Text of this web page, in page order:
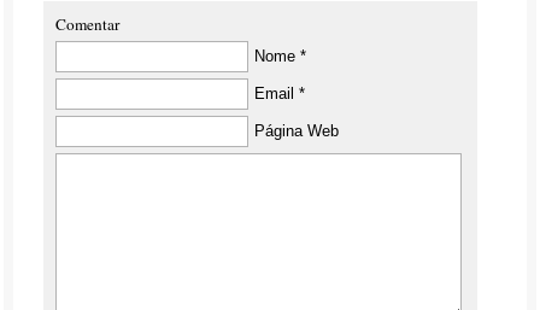
Comentar
Nome *
Email *
Página Web